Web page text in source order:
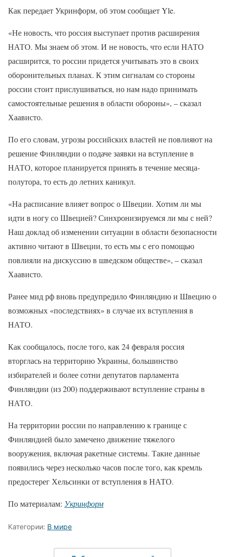
Как передает Укринформ, об этом сообщает Yle.
«Не новость, что россия выступает против расширения
НАТО. Мы знаем об этом. И не новость, что если НАТО
расширится, то россии придется учитывать это в своих
оборонительных планах. К этим сигналам со стороны
россии стоит прислушиваться, но нам надо принимать
самостоятельные решения в области обороны», – сказал
Хаависто.
По его словам, угрозы российских властей не повлияют на
решение Финляндии о подаче заявки на вступление в
НАТО, которое планируется принять в течение месяца-
полутора, то есть до летних каникул.
«На расписание влияет вопрос о Швеции. Хотим ли мы
идти в ногу со Швецией? Синхронизируемся ли мы с ней?
Наш доклад об изменении ситуации в области безопасности
активно читают в Швеции, то есть мы с его помощью
повлияли на дискуссию в шведском обществе», – сказал
Хаависто.
Ранее мид рф вновь предупредило Финляндию и Швецию о
возможных «последствиях» в случае их вступления в
НАТО.
Как сообщалось, после того, как 24 февраля россия
вторглась на территорию Украины, большинство
избирателей и более сотни депутатов парламента
Финляндии (из 200) поддерживают вступление страны в
НАТО.
На территории россии по направлению к границе с
Финляндией было замечено движение тяжелого
вооружения, включая ракетные системы. Такие данные
появились через несколько часов после того, как кремль
предостерег Хельсинки от вступления в НАТО.
По материалам: Укринформ
Категории: В мире